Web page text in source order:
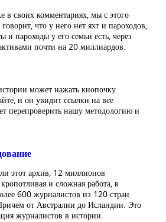
в своих комментариях, мы с этого
говорит, что у него нет яхт и пароходов,
и пароходы у его семьи есть, через
почти на 20 миллиардов.
может нажать кнопочку
и он увидит ссылки на все
перепроверить нашу методологию и
этот архив, 12 миллионов
и сложная работа, в
600 журналистов из 120 стран
от Австралии до Исландии. Это
журналистов в истории.